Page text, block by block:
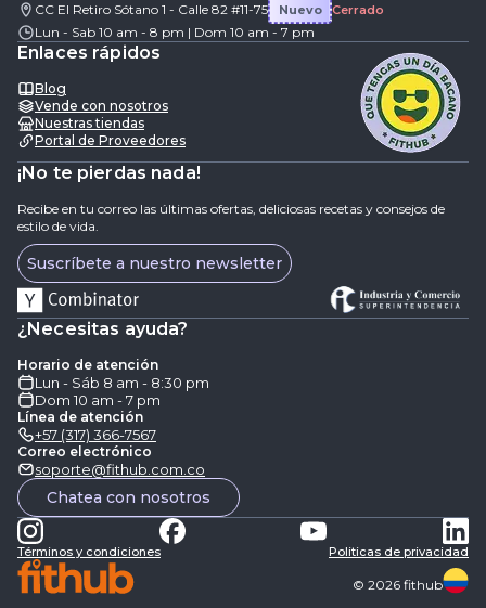
CC El Retiro Sótano 1 - Calle 82 #11-75
Nuevo Cerrado
Lun - Sab 10 am - 8 pm | Dom 10 am - 7 pm
Enlaces rápidos
Blog
Vende con nosotros
Nuestras tiendas
Portal de Proveedores
¡No te pierdas nada!
Recibe en tu correo las últimas ofertas, deliciosas recetas y consejos de
estilo de vida.
Suscríbete a nuestro newsletter
¿Necesitas ayuda?
Horario de atención
Lun - Sáb 8 am - 8:30 pm
Dom 10 am - 7 pm
Línea de atención
+57 (317) 366-7567
Correo electrónico
soporte@fithub.com.co
Chatea con nosotros
Términos y condiciones Politicas de privacidad
© 2026 fithub